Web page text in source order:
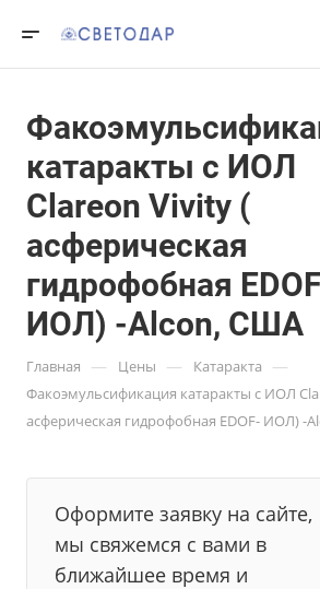
катаракты с ИОЛ
Clareon Vivity (
асферическая
гидрофобная
ИОЛ) -Alcon, США
Главная — Цены — Катаракта —
Факоэмульсификация катаракты с ИОЛ
асферическая гидрофобная EDOF- ИОЛ) -
Оформите заявку на сайте,
мы свяжемся с вами в
ближайшее время и